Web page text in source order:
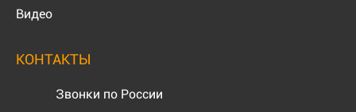
Видео
КОНТАКТЫ
Звонки по России